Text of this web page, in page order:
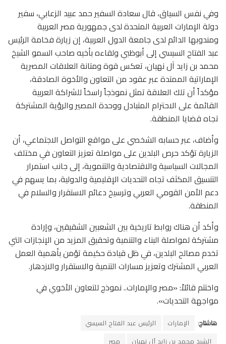
وفي نفس السياق، قال سعادة السفير حمد عبيد الزعابي، سفير
دولة الإمارات العربية المتحدة لدى جمهورية مصر العربية
ومندوبها الدائم لدى جامعة الدول العربية، إن زيارة فخامة الرئيس
عبد الفتاح السيسي إلى أبوظبي ولقاءه بأخيه صاحب السمو الشيخ
محمد بن زايد آل نهيان، تعكس قوة ومتانة العلاقات المصرية
الإماراتية الممتدة عبر عقود من التعاون والأخوة الصادقة،
مؤكداً أن تلك العلاقة تمثل نموذجاً راسخاً للشراكة العربية
القائمة على الاحترام المتبادل ووحدة المصير والرؤية المشتركة
تجاه قضايا المنطقة.
وأضاف، عبر حسابه الشخصي على مواقع التواصل الاجتماعي، أن
الزيارة تؤكد حرص البلدين على مواصلة تعزيز التعاون في مختلف
المجالات السياسية والاقتصادية والتنموية، إلى جانب استمرار
التنسيق المكثف تجاه التحديات الإقليمية والدولية، بما يسهم في
دعم الأمن القومي العربي وترسيخ دعائم الاستقرار والسلام في
المنطقة.
وأكد أن هناك روابط تاريخية بين الشعبين الشقيقين، وإرادة
مشتركة لمواصلة البناء والتنمية وتحقيق المزيد من الإنجازات التي
تخدم مصالح البلدين، في ظل قيادة حكيمة تؤمن بأهمية العمل
العربي المشترك وتعزيز مسارات التنمية والاستقرار والازدهار.
واختتم قائلاً: «مصر والإمارات.. نموذج للتعاون الأخوي في
مواجهة التحديات».
هاشتاج: الإمارات
الرئيس عبد الفتاح السيسي
الشيخ محمد بن زايد آل نهيان
مصر